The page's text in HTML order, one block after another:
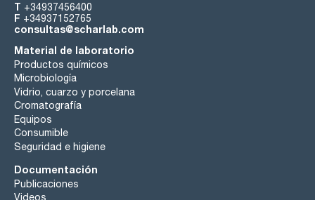
T +34937456400
F +34937152765
consultas@scharlab.com
Material de laboratorio
Productos químicos
Microbiología
Vidrio, cuarzo y porcelana
Cromatografía
Equipos
Consumible
Seguridad e higiene
Documentación
Publicaciones
Videos